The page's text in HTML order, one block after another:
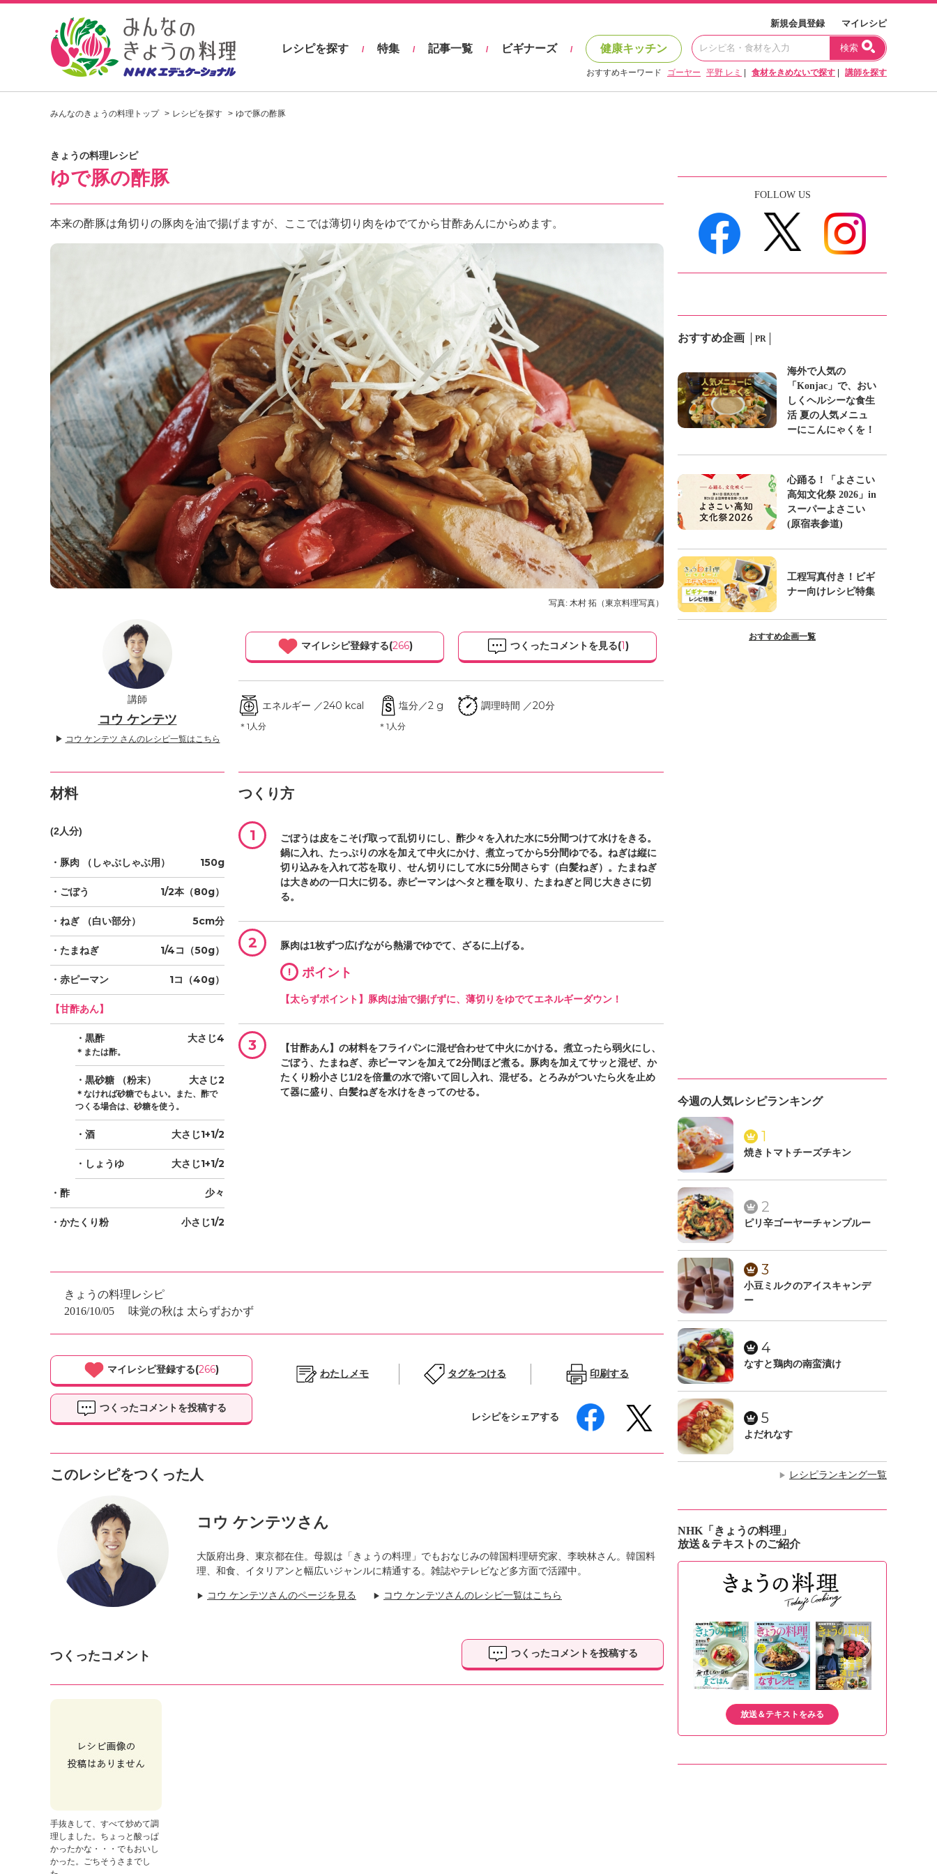
し
見
つ
け
よ
。
N
H
K
エ
デ
ュ
ケ
ー
シ
ョ
ナ
ル
「
み
ん
な
の
き
ょ
う
の
新規会員登録 マイレシピ
レシピを探す / 特集 / 記事一覧 / ビギナーズ / 健康キッチン 検索
おすすめキーワード ゴーヤー 平野 レミ 食材をきめないで探す 講師を探す
みんなのきょうの料理トップ レシピを探す ゆで豚の酢豚
きょうの料理レシピ
ゆで豚の酢豚
本来の酢豚は角切りの豚肉を油で揚げますが、ここでは薄切り肉をゆでてから甘酢あんにからめます。
写真: 木村 拓（東京料理写真）
講師
コウ ケンテツ
▶ コウ ケンテツ さんのレシピ一覧はこちら
マイレシピ登録する(266) つくったコメントを見る(1)
エネルギー ／240 kcal
＊1人分
塩分／2 g
＊1人分
調理時間 ／20分
材料
(2人分)
・豚肉 （しゃぶしゃぶ用） 150g
・ごぼう 1/2本（80g）
・ねぎ （白い部分） 5cm分
・たまねぎ 1/4コ（50g）
・赤ピーマン 1コ（40g）
【甘酢あん】
・黒酢 大さじ4
＊または酢。
・黒砂糖 （粉末） 大さじ2
＊なければ砂糖でもよい。また、酢で
つくる場合は、砂糖を使う。
・酒 大さじ1+1/2
・しょうゆ 大さじ1+1/2
・酢 少々
・かたくり粉 小さじ1/2
つくり方
1
ごぼうは皮をこそげ取って乱切りにし、酢少々を入れた水に5分間つけて水けをきる。
鍋に入れ、たっぷりの水を加えて中火にかけ、煮立ってから5分間ゆでる。ねぎは縦に
切り込みを入れて芯を取り、せん切りにして水に5分間さらす（白髪ねぎ）。たまねぎ
は大きめの一口大に切る。赤ピーマンはヘタと種を取り、たまねぎと同じ大きさに切
る。
2 豚肉は1枚ずつ広げながら熱湯でゆでて、ざるに上げる。
! ポイント
【太らずポイント】豚肉は油で揚げずに、薄切りをゆでてエネルギーダウン！
3
【甘酢あん】の材料をフライパンに混ぜ合わせて中火にかける。煮立ったら弱火にし、
ごぼう、たまねぎ、赤ピーマンを加えて2分間ほど煮る。豚肉を加えてサッと混ぜ、か
たくり粉小さじ1/2を倍量の水で溶いて回し入れ、混ぜる。とろみがついたら火を止め
て器に盛り、白髪ねぎを水けをきってのせる。
きょうの料理レシピ
2016/10/05
味覚の秋は 太らずおかず
マイレシピ登録する(266)
つくったコメントを投稿する
わたしメモ タグをつける 印刷する
レシピをシェアする
このレシピをつくった人
コウ ケンテツさん
大阪府出身、東京都在住。母親は「きょうの料理」でもおなじみの韓国料理研究家、李映林さん。韓国料
理、和食、イタリアンと幅広いジャンルに精通する。雑誌やテレビなど多方面で活躍中。
▶ コウ ケンテツさんのページを見る ▶ コウ ケンテツさんのレシピ一覧はこちら
つくったコメント つくったコメントを投稿する
手抜きして、すべて炒めて調
理しました。ちょっと酸っぱ
かったかな・・・でもおいし
かった。ごちそうさまでし
FOLLOW US
おすすめ企画 PR
海外で人気の
「Konjac」で、おい
しくヘルシーな食生
活 夏の人気メニュ
ーにこんにゃくを！
心踊る！「よさこい
高知文化祭 2026」in
スーパーよさこい
(原宿表参道)
工程写真付き！ビギ
ナー向けレシピ特集
おすすめ企画一覧
今週の人気レシピランキング
1
焼きトマトチーズチキン
2
ピリ辛ゴーヤーチャンプルー
3
小豆ミルクのアイスキャンデ
ー
4
なすと鶏肉の南蛮漬け
5
よだれなす
▶ レシピランキング一覧
NHK「きょうの料理」
放送＆テキストのご紹介
放送＆テキストをみる